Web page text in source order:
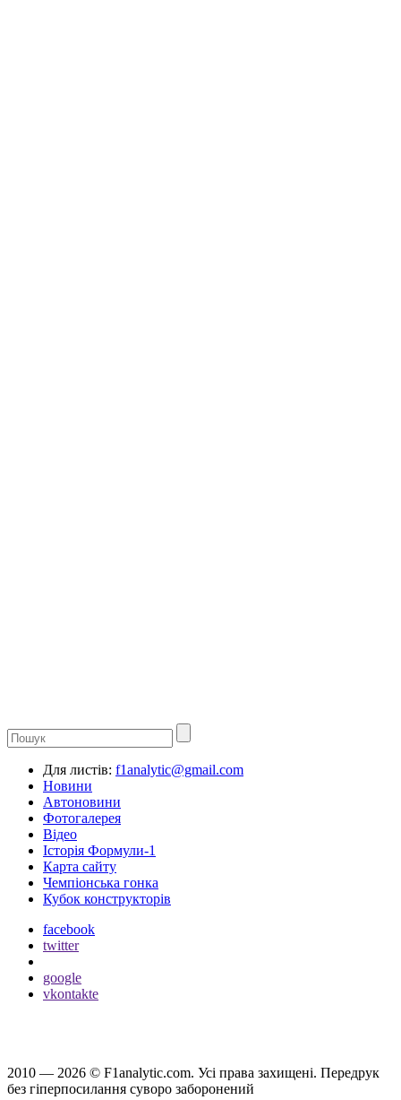
Для листів: f1analytic@gmail.com
Новини
Автоновини
Фотогалерея
Відео
Історія Формули-1
Карта сайту
Чемпіонська гонка
Кубок конструкторів
facebook
twitter
google
vkontakte
2010 — 2026 © F1analytic.com. Усi права захищенi. Передрук
без гіперпосилання суворо заборонений